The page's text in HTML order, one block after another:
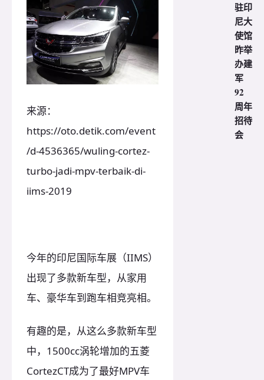
来源：
https://oto.detik.com/event
/d-4536365/wuling-cortez-
turbo-jadi-mpv-terbaik-di-
iims-2019
今年的印尼国际车展（IIMS）
出现了多款新车型，从家用
车、豪华车到跑车相竞亮相。
有趣的是，从这么多款新车型
中，1500cc涡轮增加的五菱
CortezCT成为了最好MPV车
驻印
尼大
使馆
昨举
办建
军
92
周年
招待
会